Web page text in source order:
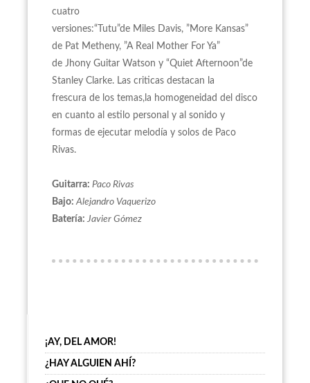
cuatro
versiones:“Tutu”de Miles Davis, ”More Kansas”
de Pat Metheny, ”A Real Mother For Ya”
de Jhony Guitar Watson y “Quiet Afternoon”de
Stanley Clarke. Las criticas destacan la
frescura de los temas,la homogeneidad del disco
en cuanto al estilo personal y al sonido y
formas de ejecutar melodía y solos de Paco
Rivas.
Guitarra: Paco Rivas
Bajo: Alejandro Vaquerizo
Batería: Javier Gómez
¡AY, DEL AMOR!
¿HAY ALGUIEN AHÍ?